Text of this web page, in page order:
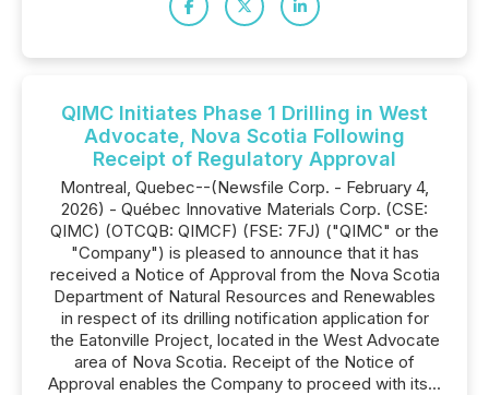
QIMC Initiates Phase 1 Drilling in West
Advocate, Nova Scotia Following
Receipt of Regulatory Approval
Montreal, Quebec--(Newsfile Corp. - February 4,
2026) - Québec Innovative Materials Corp. (CSE:
QIMC) (OTCQB: QIMCF) (FSE: 7FJ) ("QIMC" or the
"Company") is pleased to announce that it has
received a Notice of Approval from the Nova Scotia
Department of Natural Resources and Renewables
in respect of its drilling notification application for
the Eatonville Project, located in the West Advocate
area of Nova Scotia. Receipt of the Notice of
Approval enables the Company to proceed with its...